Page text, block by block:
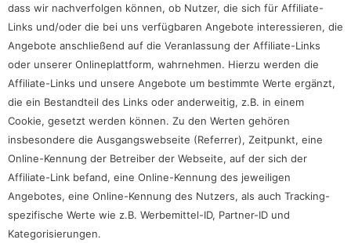
dass wir nachverfolgen können, ob Nutzer, die sich für Affiliate-
Links und/oder die bei uns verfügbaren Angebote interessieren, die
Angebote anschließend auf die Veranlassung der Affiliate-Links
oder unserer Onlineplattform, wahrnehmen. Hierzu werden die
Affiliate-Links und unsere Angebote um bestimmte Werte ergänzt,
die ein Bestandteil des Links oder anderweitig, z.B. in einem
Cookie, gesetzt werden können. Zu den Werten gehören
insbesondere die Ausgangswebseite (Referrer), Zeitpunkt, eine
Online-Kennung der Betreiber der Webseite, auf der sich der
Affiliate-Link befand, eine Online-Kennung des jeweiligen
Angebotes, eine Online-Kennung des Nutzers, als auch Tracking-
spezifische Werte wie z.B. Werbemittel-ID, Partner-ID und
Kategorisierungen.